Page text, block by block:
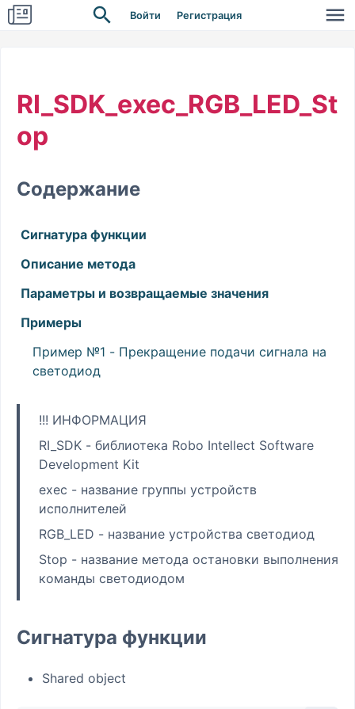
Войти Регистрация
RI_SDK_exec_RGB_LED_St
op
Содержание
Сигнатура функции
Описание метода
Параметры и возвращаемые значения
Примеры
Пример №1 - Прекращение подачи сигнала на
светодиод
!!! ИНФОРМАЦИЯ
RI_SDK - библиотека Robo Intellect Software
Development Kit
exec - название группы устройств
исполнителей
RGB_LED - название устройства светодиод
Stop - название метода остановки выполнения
команды светодиодом
Сигнатура функции
Shared object